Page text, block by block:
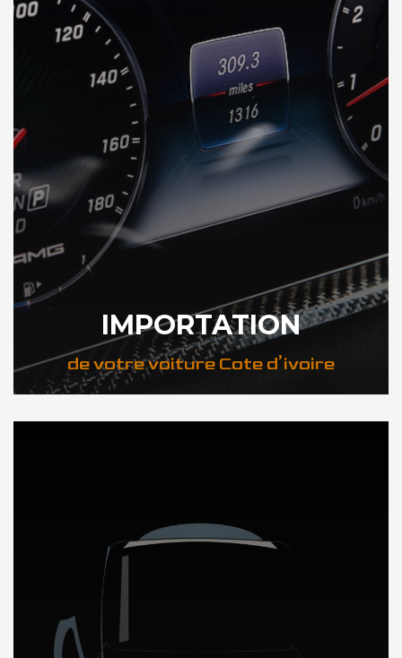
IMPORTATION
de votre voiture Cote d’ivoire
DÉCOUVREZ NOTRE IMPORTATION AUTO en Cote d’ivoire